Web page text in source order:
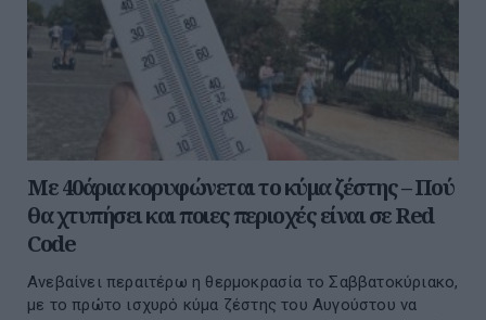
Με 40άρια κορυφώνεται το κύμα ζέστης – Πού
θα χτυπήσει και ποιες περιοχές είναι σε Red
Code
Ανεβαίνει περαιτέρω η θερμοκρασία το Σαββατοκύριακο,
με το πρώτο ισχυρό κύμα ζέστης του Αυγούστου να